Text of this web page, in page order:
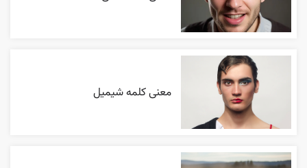
معنی کلمه شیمیل